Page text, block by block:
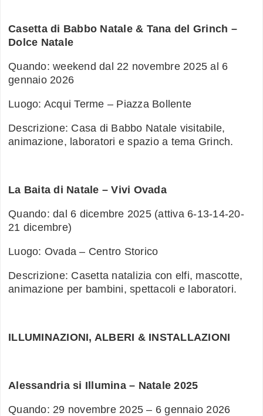
Casetta di Babbo Natale & Tana del Grinch –
Dolce Natale
Quando: weekend dal 22 novembre 2025 al 6
gennaio 2026
Luogo: Acqui Terme – Piazza Bollente
Descrizione: Casa di Babbo Natale visitabile,
animazione, laboratori e spazio a tema Grinch.
La Baita di Natale – Vivi Ovada
Quando: dal 6 dicembre 2025 (attiva 6-13-14-20-
21 dicembre)
Luogo: Ovada – Centro Storico
Descrizione: Casetta natalizia con elfi, mascotte,
animazione per bambini, spettacoli e laboratori.
ILLUMINAZIONI, ALBERI & INSTALLAZIONI
Alessandria si Illumina – Natale 2025
Quando: 29 novembre 2025 – 6 gennaio 2026